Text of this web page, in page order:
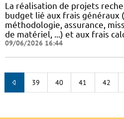
La réalisation de projets
budget lié aux frais généraux
méthodologie, assurance,
de matériel, ...) et aux frais
09/06/2026 16:44
39 40 41 42